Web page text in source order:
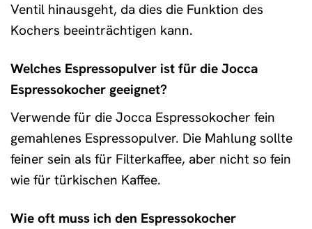
Ventil hinausgeht, da dies die Funktion des
Kochers beeinträchtigen kann.
Welches Espressopulver ist für die Jocca
Espressokocher geeignet?
Verwende für die Jocca Espressokocher fein
gemahlenes Espressopulver. Die Mahlung sollte
feiner sein als für Filterkaffee, aber nicht so fein
wie für türkischen Kaffee.
Wie oft muss ich den Espressokocher